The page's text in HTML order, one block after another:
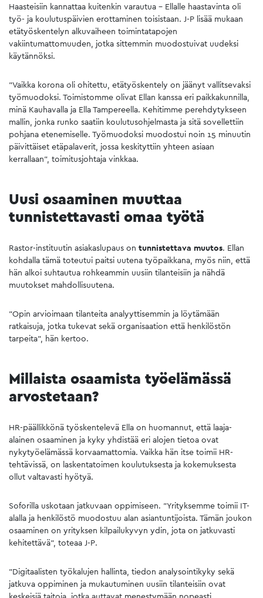
Haasteisiin kannattaa kuitenkin varautua – Ellalle haastavinta oli
työ- ja koulutuspäivien erottaminen toisistaan. J-P lisää mukaan
etätyöskentelyn alkuvaiheen toimintatapojen
vakiintumattomuuden, jotka sittemmin muodostuivat uudeksi
käytännöksi.
”Vaikka korona oli ohitettu, etätyöskentely on jäänyt vallitsevaksi
työmuodoksi. Toimistomme olivat Ellan kanssa eri paikkakunnilla,
minä Kauhavalla ja Ella Tampereella. Kehitimme perehdytykseen
mallin, jonka runko saatiin koulutusohjelmasta ja sitä sovellettiin
pohjana etenemiselle. Työmuodoksi muodostui noin 15 minuutin
päivittäiset etäpalaverit, jossa keskityttiin yhteen asiaan
kerrallaan”, toimitusjohtaja vinkkaa.
Uusi osaaminen muuttaa
tunnistettavasti omaa työtä
Rastor-instituutin asiakaslupaus on tunnistettava muutos. Ellan
kohdalla tämä toteutui paitsi uutena työpaikkana, myös niin, että
hän alkoi suhtautua rohkeammin uusiin tilanteisiin ja nähdä
muutokset mahdollisuutena.
”Opin arvioimaan tilanteita analyyttisemmin ja löytämään
ratkaisuja, jotka tukevat sekä organisaation että henkilöstön
tarpeita”, hän kertoo.
Millaista osaamista työelämässä
arvostetaan?
HR-päällikkönä työskentelevä Ella on huomannut, että laaja-
alainen osaaminen ja kyky yhdistää eri alojen tietoa ovat
nykytyöelämässä korvaamattomia. Vaikka hän itse toimii HR-
tehtävissä, on laskentatoimen koulutuksesta ja kokemuksesta
ollut valtavasti hyötyä.
Soforilla uskotaan jatkuvaan oppimiseen. ”Yrityksemme toimii IT-
alalla ja henkilöstö muodostuu alan asiantuntijoista. Tämän joukon
osaaminen on yrityksen kilpailukyvyn ydin, jota on jatkuvasti
kehitettävä”, toteaa J-P.
”Digitaalisten työkalujen hallinta, tiedon analysointikyky sekä
jatkuva oppiminen ja mukautuminen uusiin tilanteisiin ovat